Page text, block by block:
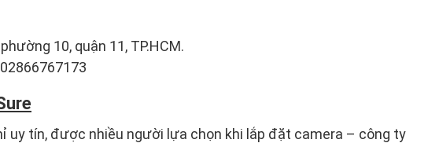
10, quận 11, TP.HCM.
uy tín, được nhiều người lựa chọn khi lắp đặt camera – công ty